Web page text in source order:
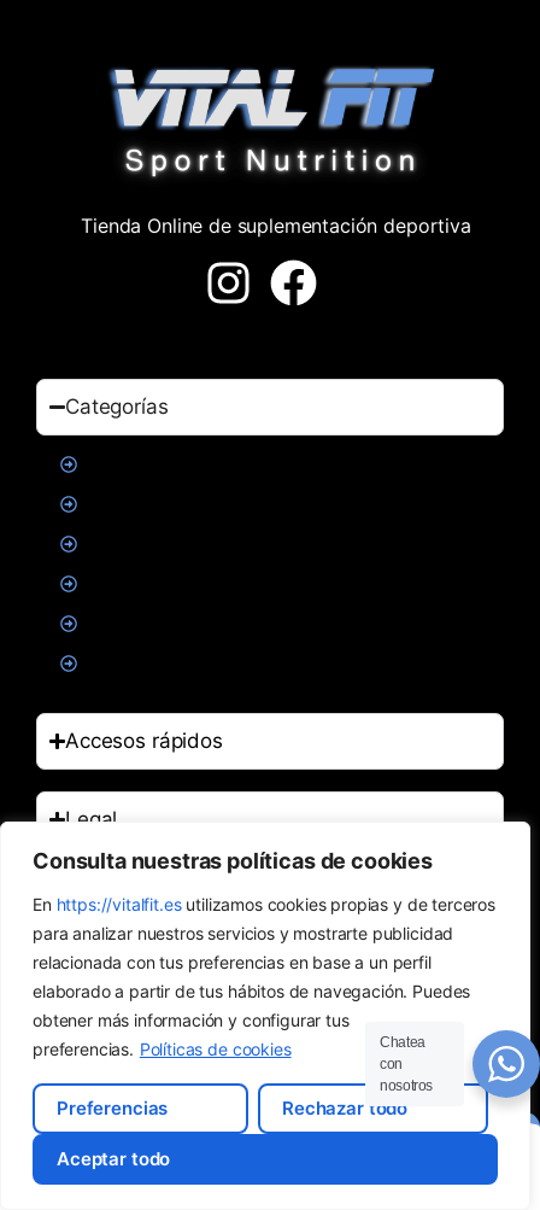
Consulta nuestras políticas de cookies
En https://vitalfit.esutilizamos cookies propias y de terceros
para analizar nuestros servicios y mostrarte publicidad
relacionada con tus preferencias en base a un perfil
elaborado a partir de tus hábitos de navegación. Puedes
obtener más información y configurar tus
preferencias. Políticas de cookies
Preferencias Rechazar todo
Aceptar todo
Tienda Online de suplementación deportiva
Categorías
Accesos rápidos
Legal
Contacto
Vital Fit Project SL. 2025 Copyright. Todos los derechos reservados.
Desarrollado:Kravis Santos
Tienda Buscar Cuenta
Chatea
con
nosotros